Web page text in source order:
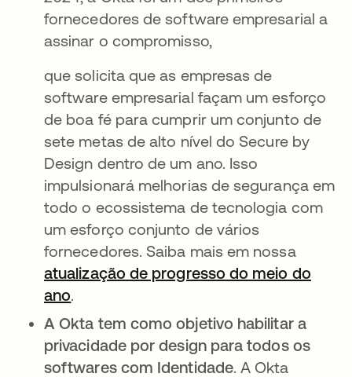
fornecedores de software empresarial a
assinar o compromisso,
que solicita que as empresas de
software empresarial façam um esforço
de boa fé para cumprir um conjunto de
sete metas de alto nível do Secure by
Design dentro de um ano. Isso
impulsionará melhorias de segurança em
todo o ecossistema de tecnologia com
um esforço conjunto de vários
fornecedores. Saiba mais em nossa
atualização de progresso do meio do
anoabre em uma nova guia
.
A Okta tem como objetivo habilitar a
privacidade por design para todos os
softwares com Identidade. A Okta